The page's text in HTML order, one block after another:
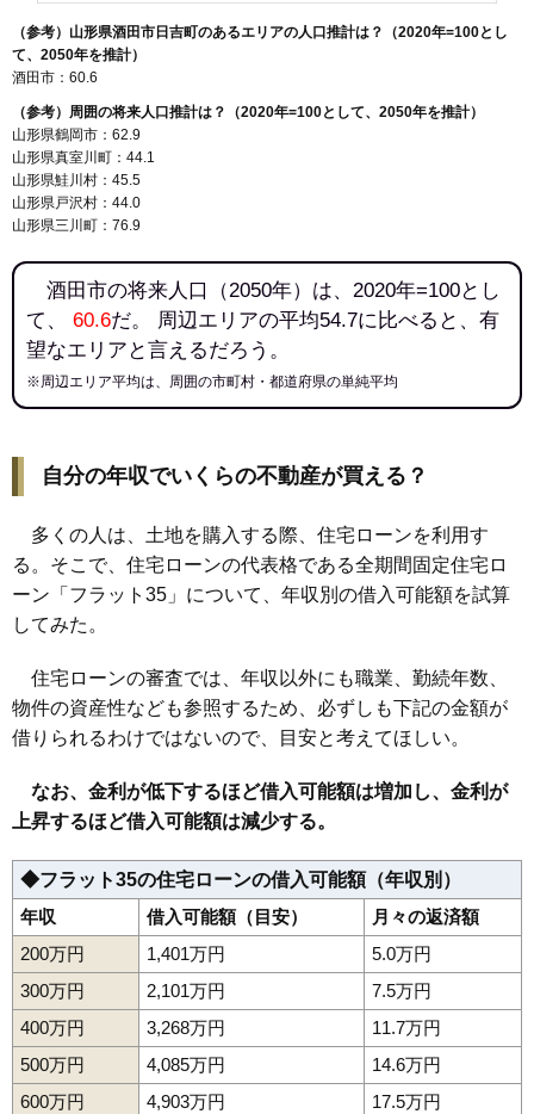
（参考）山形県酒田市日吉町のあるエリアの人口推計は？（2020年=100とし
て、2050年を推計）
酒田市：60.6
（参考）周囲の将来人口推計は？（2020年=100として、2050年を推計）
山形県鶴岡市：62.9
山形県真室川町：44.1
山形県鮭川村：45.5
山形県戸沢村：44.0
山形県三川町：76.9
酒田市の将来人口（2050年）は、2020年=100とし
て、 60.6だ。 周辺エリアの平均54.7に比べると、有
望なエリアと言えるだろう。
※周辺エリア平均は、周囲の市町村・都道府県の単純平均
自分の年収でいくらの不動産が買える？
多くの人は、土地を購入する際、住宅ローンを利用す
る。そこで、住宅ローンの代表格である全期間固定住宅ロ
ーン「フラット35」について、年収別の借入可能額を試算
してみた。
住宅ローンの審査では、年収以外にも職業、勤続年数、
物件の資産性なども参照するため、必ずしも下記の金額が
借りられるわけではないので、目安と考えてほしい。
なお、金利が低下するほど借入可能額は増加し、金利が
上昇するほど借入可能額は減少する。
◆フラット35の住宅ローンの借入可能額（年収別）
年収
借入可能額（目安）
月々の返済額
200万円
1,401万円
5.0万円
300万円
2,101万円
7.5万円
400万円
3,268万円
11.7万円
500万円
4,085万円
14.6万円
600万円
4,903万円
17.5万円